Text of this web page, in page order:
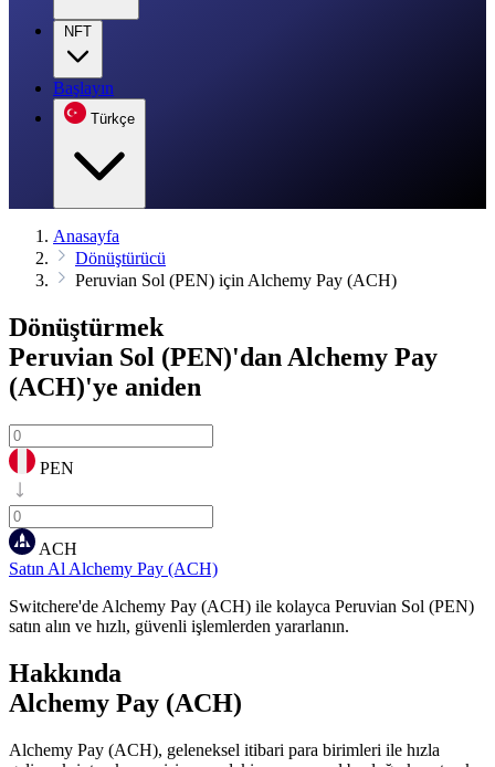
NFT
Başlayın
Türkçe
Anasayfa
Dönüştürücü
Peruvian Sol (PEN) için Alchemy Pay (ACH)
Dönüştürmek
Peruvian Sol (PEN)'dan Alchemy Pay
(ACH)'ye aniden
PEN
ACH
Satın Al Alchemy Pay (ACH)
Switchere'de Alchemy Pay (ACH) ile kolayca Peruvian Sol (PEN)
satın alın ve hızlı, güvenli işlemlerden yararlanın.
Hakkında
Alchemy Pay (ACH)
Alchemy Pay (ACH), geleneksel itibari para birimleri ile hızla